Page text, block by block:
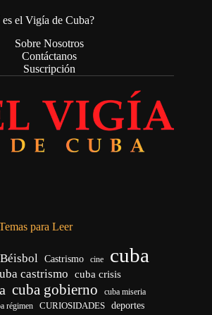
es el Vigía de Cuba?
Sobre Nosotros
Contáctanos
Suscripción
para Leer
Béisbol Castrismo cine cuba
castrismo cuba crisis
cuba gobierno cuba miseria
régimen CURIOSIDADES deportes